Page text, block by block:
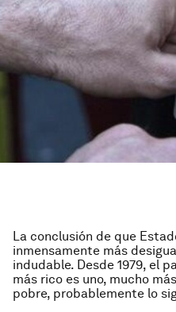
La conclusión de que
inmensamente más
indudable. Desde 1979, el
más rico es uno, mucho
pobre, probablemente lo